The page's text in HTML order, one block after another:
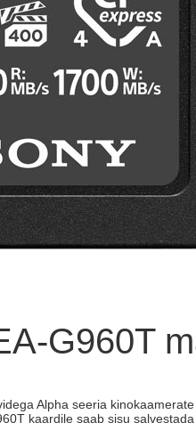
G960T
Alpha seeria
kaardile saab sisu